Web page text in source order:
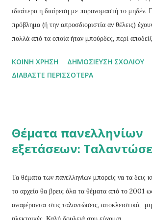
Η εξανάγκαση ενός σώματος να κινείται κυκλικά
ιδιαίτερα η διαίρεση με παρονομαστή το
πρόβλημα (ή την απροσδιοριστία αν θέλεις)
πολλά από τα οποία ήταν μπούρδες, περί
Μαθη...μαγικα σου εξηγεί το εξής: πως μπορείς να
οτιδήποτε κάνοντας μια λάθος μαθηματική
Βραχμαγκούπτα παρότι ήταν ο πρώτος που
ενδελεχώς, ομολογουμένως δεν κατάφερε να
επίσης Ινδός μαθηματικός Μπασκάρα γνώριζε
είναι ο διαιρέτης σε μια διαίρεση τόσο
ΚΟΙΝΉ ΧΡΉΣΗ
ΔΗΜΟΣΊΕΥΣΗ ΣΧΟΛΊΟΥ
ΔΙΑΒΆΣΤΕ ΠΕΡΙΣΣΌΤΕΡΑ
Θέματα πανελληνίων
εξετάσεων:
Τα θέματα των πανελληνίων μπορείς να τα δεις
το αρχείο θα βρεις όλα τα θέματα από το 2001
αναφέρονται στις ταλαντώσεις, αποκλειστικά,